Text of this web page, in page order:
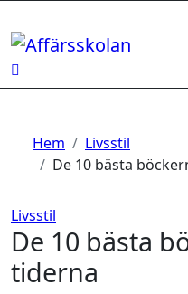
till
innehåll
Hem
Livsstil
De 10 bästa
Livsstil
De 10 bästa
tiderna